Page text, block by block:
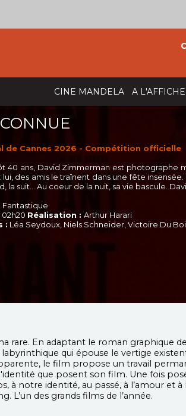
CINE MANDELA A L'AFFICHE
de Cannes 2026 - Compétition officielle
40 ans, David Zimmerman est photographe
lui, des amis le traînent dans une fête
la suit… Au coeur de la nuit, sa vie bascule.
Fantastique
02h20 Réalisation : Arthur Harari
: Léa Seydoux, Niels Schneider, Victoire Du
rare. En adaptant le roman graphique
qui épouse le vertige
le film propose un travail
que posent son film. Une fois
notre identité, au passé, à l’amour et
L’un des grands films de l’année.